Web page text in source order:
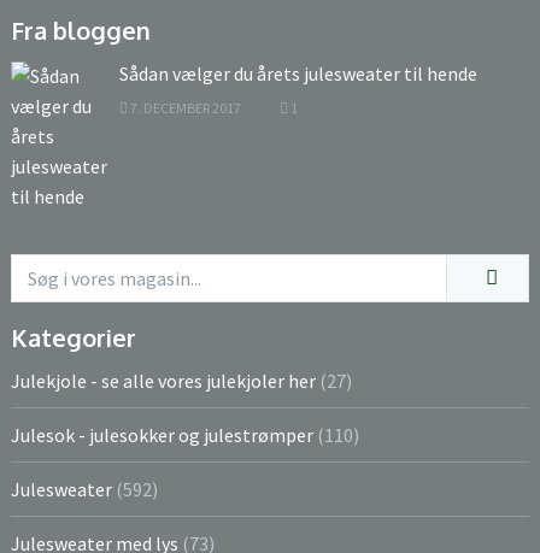
Fra bloggen
Sådan vælger du årets julesweater til hende
7. DECEMBER 2017 1
Kategorier
Julekjole - se alle vores julekjoler her (27)
Julesok - julesokker og julestrømper (110)
Julesweater (592)
Julesweater med lys (73)